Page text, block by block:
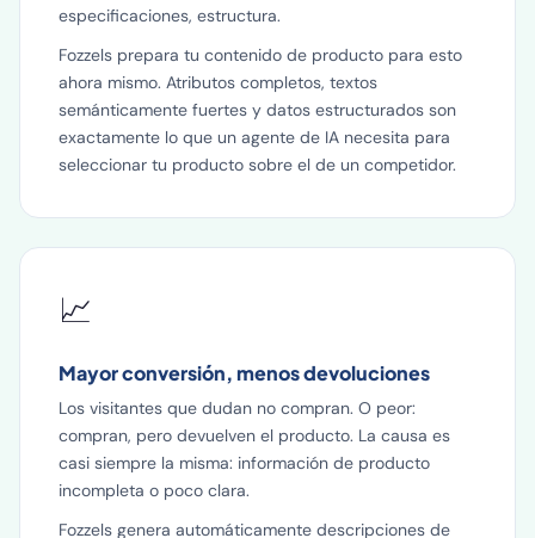
especificaciones, estructura.
Fozzels prepara tu contenido de producto para esto
ahora mismo. Atributos completos, textos
semánticamente fuertes y datos estructurados son
exactamente lo que un agente de IA necesita para
seleccionar tu producto sobre el de un competidor.
📈
Mayor conversión, menos devoluciones
Los visitantes que dudan no compran. O peor:
compran, pero devuelven el producto. La causa es
casi siempre la misma: información de producto
incompleta o poco clara.
Fozzels genera automáticamente descripciones de